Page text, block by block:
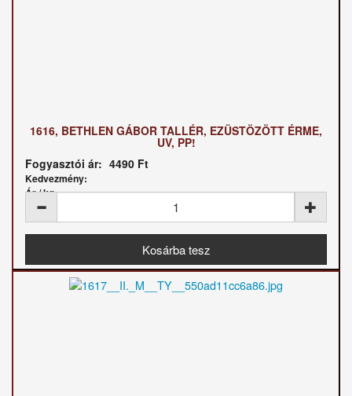
1616, BETHLEN GÁBOR TALLÉR, EZÜSTÖZÖTT ÉRME,
UV, PP!
Fogyasztói ár: 4490 Ft
Kedvezmény:
Ár / kg: